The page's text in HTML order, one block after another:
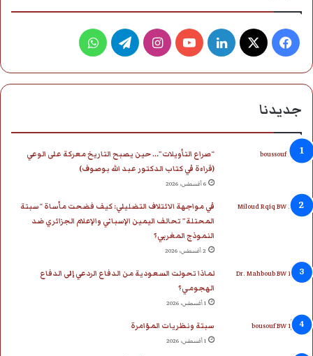
فيسبوك لينكدإن‫YouTubeانستقرامتيلقرامواتساب
جديدنا
“صراع التأويلات”… حين يصبح التاريخ معركة على الوعي
(قراءة في كتاب الدكتور عبد الله بوصوف)
6 أغسطس، 2026
في مواجهة الائتلاف التضليلي: كيف فضحت مأساة “سبتة
المحتلة” تحالف اليمين الإسباني والإعلام الجزائري ضد
النموذج المغربي؟
2 أغسطس، 2026
لماذا تحولت السعودية من الدفاع الردعي إلى الدفاع
الهجومي؟
1 أغسطس، 2026
سبتة ونظريات المؤامرة
1 أغسطس، 2026